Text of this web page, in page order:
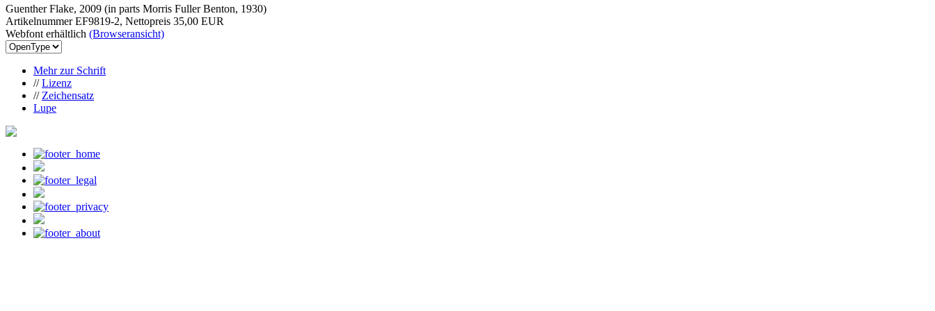
Guenther Flake, 2009 (in parts Morris Fuller Benton, 1930)
Artikelnummer EF9819-2, Nettopreis 35,00 EUR
Webfont erhältlich (Browseransicht)
Mehr zur Schrift
//Lizenz
// Zeichensatz
Lupe